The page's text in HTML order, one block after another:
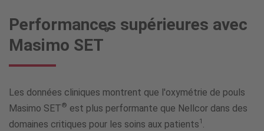
Performances supérieures avec
Masimo SET
®
Les données cliniques montrent que l'oxymétrie de pouls
Masimo SET® est plus performante que Nellcor dans des
domaines critiques pour les soins aux patients1